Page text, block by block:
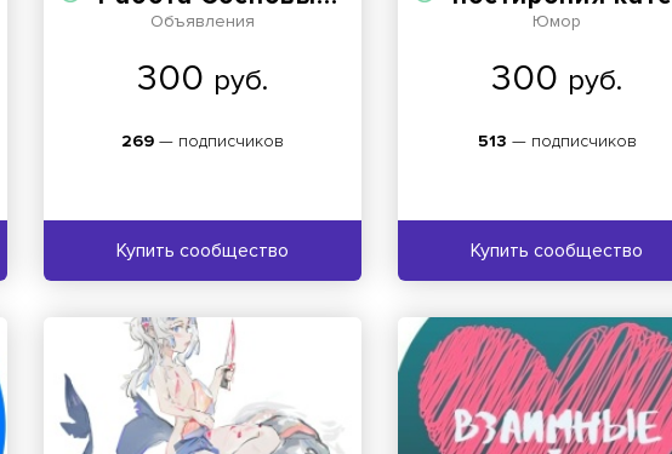
Объявления
300 руб.
269 — подписчиков
Купить сообщество
Юмор
300 руб.
513 — подписчиков
Купить сообщество